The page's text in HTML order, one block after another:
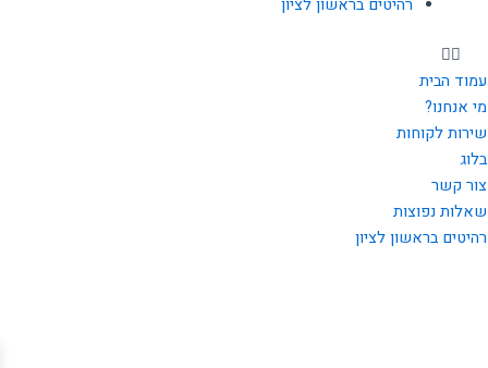
רהיטים בראשון לציון
עמוד הבית
מי אנחנו?
שירות לקוחות
בלוג
צור קשר
שאלות נפוצות
רהיטים בראשון לציון